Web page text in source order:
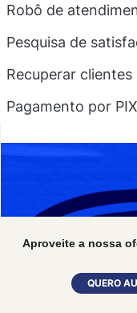
Aproveite a nossa
QUERO
Robô de
Pesquisa de
Recuperar clientes
Pagamento por PIX